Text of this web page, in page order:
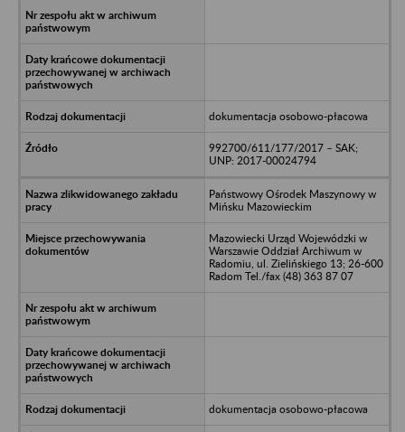
dokumentacja osobowo-płacowa
992700/611/177/2017 – SAK;
UNP: 2017-00024794
Państwowy Ośrodek Maszynowy w
Mińsku Mazowieckim
Mazowiecki Urząd Wojewódzki w
Warszawie Oddział Archiwum w
Radomiu, ul. Zielińskiego 13; 26-600
Radom Tel./fax (48) 363 87 07
dokumentacja osobowo-płacowa